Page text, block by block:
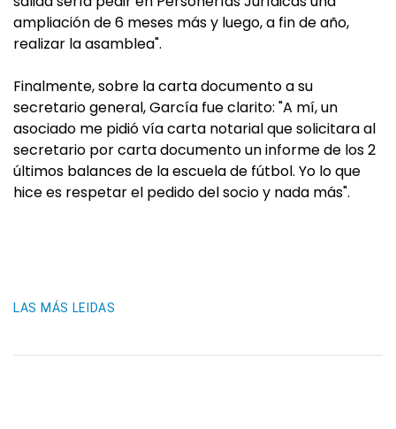
ampliación de 6 meses más y luego, a fin de año,
realizar la asamblea".
Finalmente, sobre la carta documento a su
secretario general, García fue clarito: "A mí, un
asociado me pidió vía carta notarial que solicitara al
secretario por carta documento un informe de los 2
últimos balances de la escuela de fútbol. Yo lo que
hice es respetar el pedido del socio y nada más".
LAS MÁS LEIDAS